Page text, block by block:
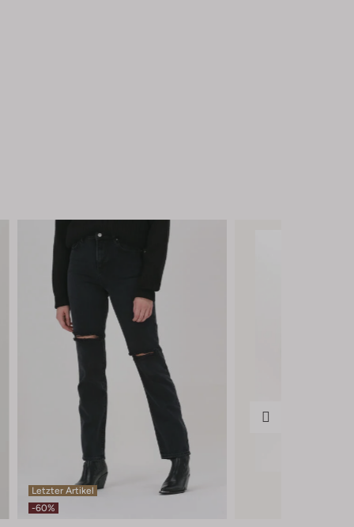
Letzter Artikel
-60%